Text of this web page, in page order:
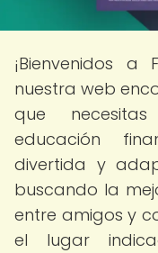
¡Bienvenidos a
nuestra web
que
educación
divertida y
buscando la
entre amigos y
el lugar